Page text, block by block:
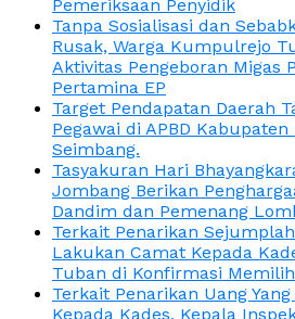
Pemeriksaan Penyidik
Tanpa Sosialisasi dan
Rusak, Warga Kumpulrejo
Aktivitas Pengeboran Migas
Pertamina EP
Target Pendapatan Daerah
Pegawai di APBD
Seimbang.
Tasyakuran Hari
Jombang Berikan
Dandim dan Pemenang
Terkait Penarikan
Lakukan Camat Kepada
Tuban di Konfirmasi
Terkait Penarikan Uang
Kepada Kades, Kepala